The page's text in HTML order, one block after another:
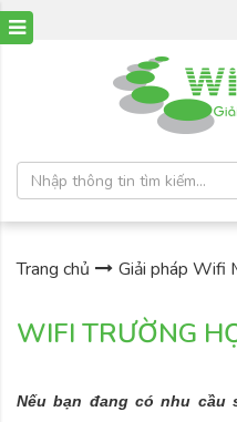
Trang chủ Giải pháp Wifi
WIFI TRƯỜNG
Nếu bạn đang có nhu